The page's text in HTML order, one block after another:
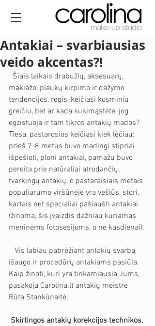
Antakiai – svarbiausias
veido akcentas?!
makiažo, plaukų kirpimo ir dažymo
tendencijos, regis, keičiasi kosminiu
greičiu, bet ar kada susimąstėte, jog
egzistuoja ir tam tikros antakių mados?
Tiesa, pastarosios keičiasi kiek lėčiau:
prieš 7-8 metus buvo madingi stipriai
išpešioti, ploni antakiai, pamažu buvo
pereita prie natūraliai atrodančių,
tvarkingų antakių, o pastaraisiais metais
populiarumo viršūnėje yra vešlūs, stori,
kartais net specialiai pašiaušti antakiai
(žinoma, šis įvaizdis dažniau kuriamas
meninėms fotosesijoms, o ne kasdienai).
išaugo ir procedūrų antakiams pasiūla.
Kaip žinoti, kuri yra tinkamiausia Jums,
pasakoja Carolina.lt antakių meistrė
Rūta Stankūnaitė:
Skirtingos antakių korekcijos technikos.